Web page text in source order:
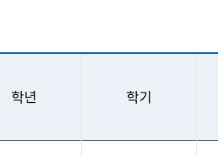
학년 학기